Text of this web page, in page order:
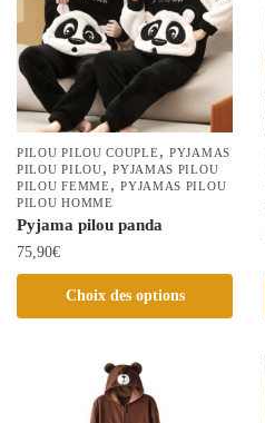
options
peuvent
être
choisies
sur
la
page
du
produit
PILOU PILOU COUPLE,PYJAMAS
PILOU PILOU,PYJAMAS PILOU
PILOU FEMME,PYJAMAS PILOU
PILOU HOMME
Pyjama pilou panda
75,90€
Choix des options
produit